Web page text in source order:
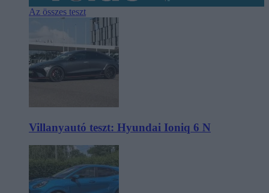
Az összes teszt
Villanyautó teszt: Hyundai Ioniq 6 N